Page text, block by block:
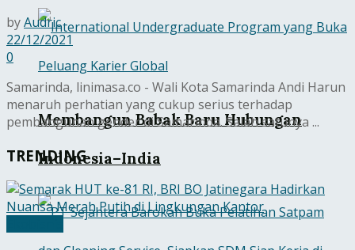
Membangun Babak Baru Hubungan
Indonesia–India
byAudric
22/12/2021
0
Samarinda, linimasa.co - Wali Kota Samarinda Andi Harun
menaruh perhatian yang cukup serius terhadap
pembangunan gender di Samarinda. Salah satunya ...
TRENDING